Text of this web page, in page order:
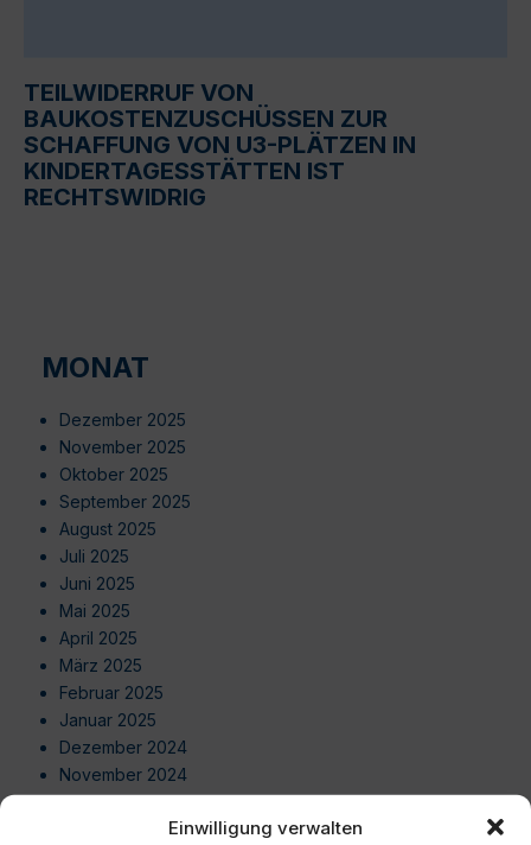
Einwilligung verwalten
TEILWIDERRUF VON
BAUKOSTENZUSCHÜSSEN ZUR
SCHAFFUNG VON U3-PLÄTZEN IN
KINDERTAGESSTÄTTEN IST
RECHTSWIDRIG
MONAT
Dezember 2025
November 2025
Oktober 2025
September 2025
August 2025
Juli 2025
Juni 2025
Mai 2025
April 2025
März 2025
Februar 2025
Januar 2025
Dezember 2024
November 2024
Oktober 2024
September 2024